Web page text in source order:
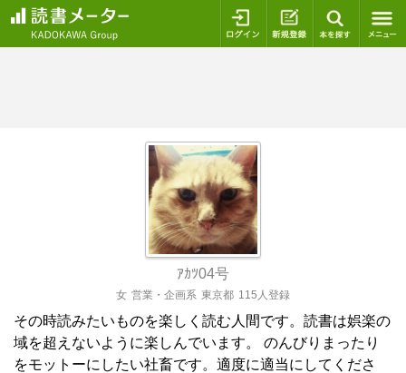
ログイン 新規登録
ｱｶﾂ04号
女 営業・企画系 東京都 115人登録
その時読みたいものを楽しく読む人間です。読書は娯楽の
域を超えないように楽しんでいます。 のんびりまったり
をモットーにしたい社畜です。適度に適当にしてくださ